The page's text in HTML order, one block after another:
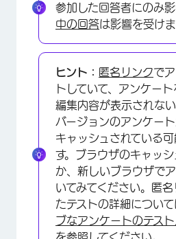
参加した回答者にのみ影
中の回答は影響を受けま
ヒント： 匿名リンクで
トしていて、アンケー
編集内容が表示されな
バージョンのアンケー
キャッシュされている
す。ブラウザのキャッ
か、新しいブラウザで
いてみてください。匿
たテストの詳細について
ブなアンケートのテス